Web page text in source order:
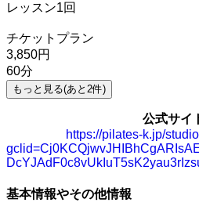
レッスン1回
チケットプラン
3,850円
60分
もっと見る(あと 2件)
公式サイ
https://pilates-k.jp/
基本情報やその他情報